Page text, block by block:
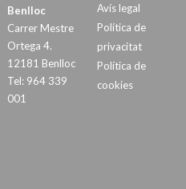
Benlloc
Carrer Mestre
Ortega 4.
12181 Benlloc
Tel: 964 339
001
Avís legal
Política de
privacitat
Política de
cookies